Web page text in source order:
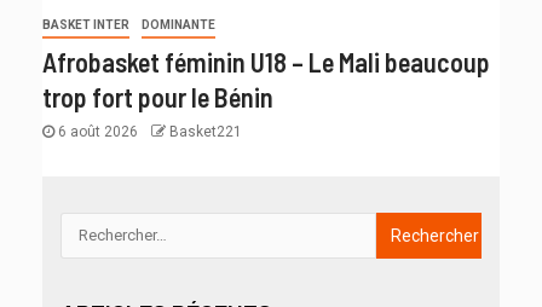
BASKET INTER DOMINANTE
Afrobasket féminin U18 – Le Mali beaucoup
trop fort pour le Bénin
6 août 2026 Basket221